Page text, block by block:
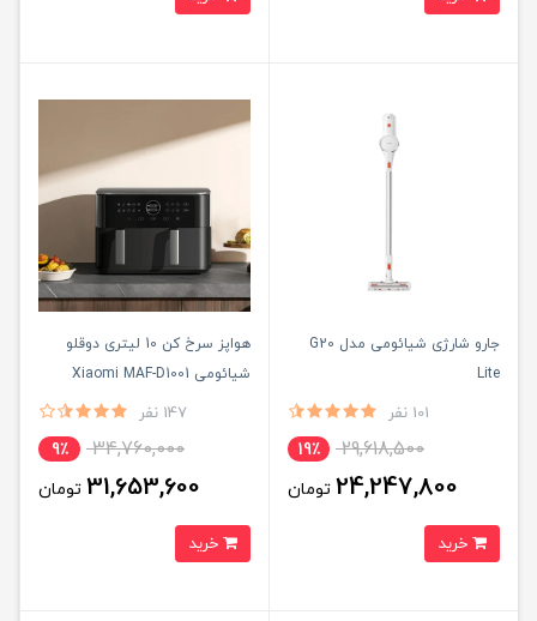
جارو شارژی شیائومی مدل G20
Lite
101 نفر
29,618,500 19٪
24,247,800 تومان
هواپز سرخ کن 10 لیتری دوقلو
شیائومی Xiaomi MAF-D1001
147 نفر
34,760,000 9٪
31,653,600 تومان